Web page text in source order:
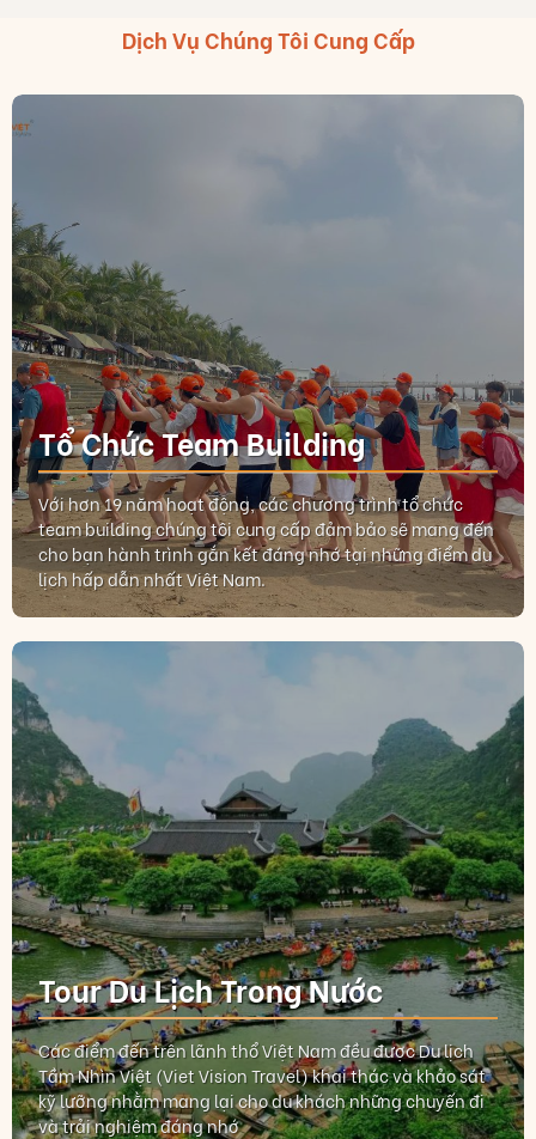
Dịch Vụ Chúng Tôi Cung Cấp
Tổ Chức Team Building
Với hơn 19 năm hoạt động, các chương trình tổ chức
team building chúng tôi cung cấp đảm bảo sẽ mang đến
cho bạn hành trình gắn kết đáng nhớ tại những điểm du
lịch hấp dẫn nhất Việt Nam.
Tour Du Lịch Trong Nước
Các điểm đến trên lãnh thổ Việt Nam đều được Du lịch
Tầm Nhìn Việt (Viet Vision Travel) khai thác và khảo sát
kỹ lưỡng nhằm mang lại cho du khách những chuyến đi
và trải nghiệm đáng nhớ